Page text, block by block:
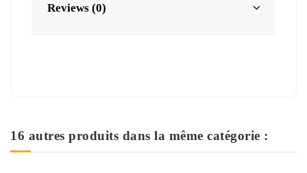
Reviews (0)
16 autres produits dans la même catégorie :